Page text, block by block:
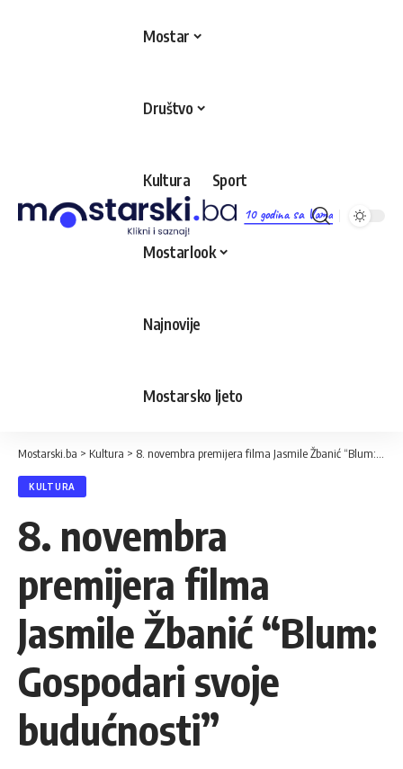
10 godina sa Vama
Mostar
Društvo
Kultura Sport
Mostarlook
Najnovije
Mostarsko ljeto
Mostarski.ba > Kultura > 8. novembra premijera filma Jasmile Žbanić “Blum: Gospodari svoje budućnosti”
KULTURA
8. novembra
premijera filma
Jasmile Žbanić “Blum:
Gospodari svoje
budućnosti”